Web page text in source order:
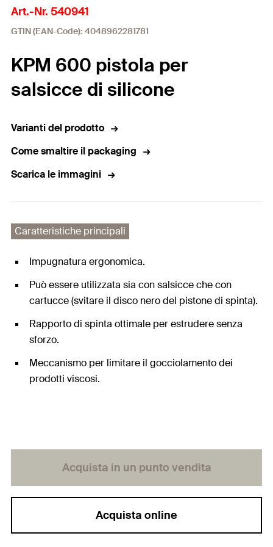
Art.-Nr. 540941
GTIN (EAN-Code): 4048962281781
KPM 600 pistola per
salsicce di silicone
Varianti del prodotto
Come smaltire il packaging
Scarica le immagini
Caratteristiche principali
Impugnatura ergonomica.
Può essere utilizzata sia con salsicce che con
cartucce (svitare il disco nero del pistone di spinta).
Rapporto di spinta ottimale per estrudere senza
sforzo.
Meccanismo per limitare il gocciolamento dei
prodotti viscosi.
Acquista in un punto vendita
Acquista online